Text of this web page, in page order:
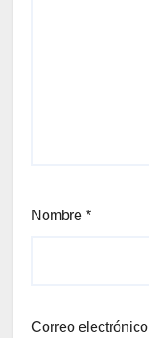
Nombre *
Correo electrónico